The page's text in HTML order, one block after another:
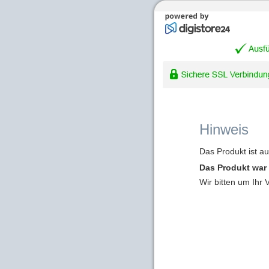
Hinweis
Das Produkt ist
Das Produkt
Wir bitten um Ihr